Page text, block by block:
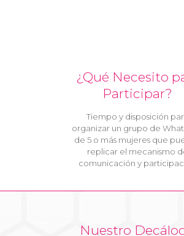
¿Qué Necesito
Participar?
Tiempo y disposición
organizar un grupo de
de 5 o más mujeres que
replicar el mecanismo
comunicación y
Nuestro